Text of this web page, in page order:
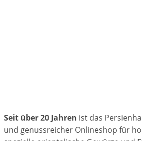
Seit über 20 Jahren ist das
und genussreicher Onlineshop für